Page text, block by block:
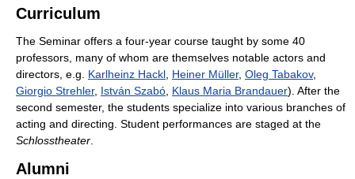
Curriculum
The Seminar offers a four-year course taught by some 40
professors, many of whom are themselves notable actors and
directors, e.g. Karlheinz Hackl Heiner Müller, Oleg Tabakov,
Giorgio Strehler, István Szabó Klaus Maria Brandauer). After the
second semester, the students specialize into various branches of
acting and directing. Student performances are staged at the
Schlosstheater
Alumni